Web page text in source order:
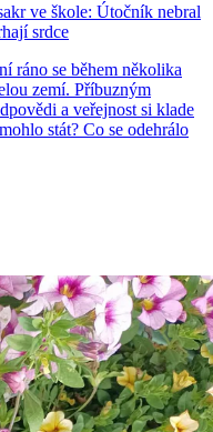
ve škole: Útočník nebral
srdce
ráno se během několika
zemí. Příbuzným
a veřejnost si klade
stát? Co se odehrálo